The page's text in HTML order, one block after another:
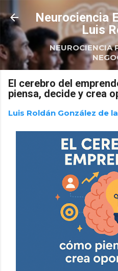
Ir al
Neurociencia
Luis
NEUROCIENCIA
El cerebro del
piensa, decide y crea
Luis Roldán González de